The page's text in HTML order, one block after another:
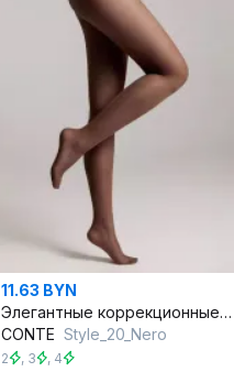
11.63 BYN
Элегантные коррекционные черные колготки из трикотажа
CONTE Style_20_Nero
2 , 3 , 4